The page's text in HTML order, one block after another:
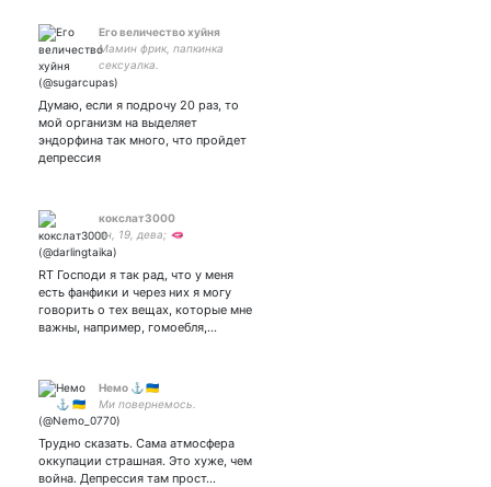
Его величество хуйня
Мамин фрик, папкинка
сексуалка.
Думаю, если я подрочу 20 раз, то
мой организм на выделяет
эндорфина так много, что пройдет
депрессия
кокслат3000
он, 19, дева; 🫦
RT Господи я так рад, что у меня
есть фанфики и через них я могу
говорить о тех вещах, которые мне
важны, например, гомоебля,…
Немо ⚓ 🇺🇦
Ми повернемось.
Трудно сказать. Сама атмосфера
оккупации страшная. Это хуже, чем
война. Депрессия там прост…